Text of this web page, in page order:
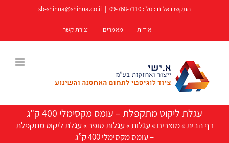
לתוכן
התקשרו אלינו : טל': 09-768-7110
sb-shinua@shinua.co.il
אודות מאמרים יצירת קשר
עגלת ליקוט מתקפלת – עומס מקסימלי 400 ק"ג
דף הבית»מוצרים »עגלות»עגלות סופר»עגלת ליקוט מתקפלת
– עומס מקסימלי 400 ק”ג